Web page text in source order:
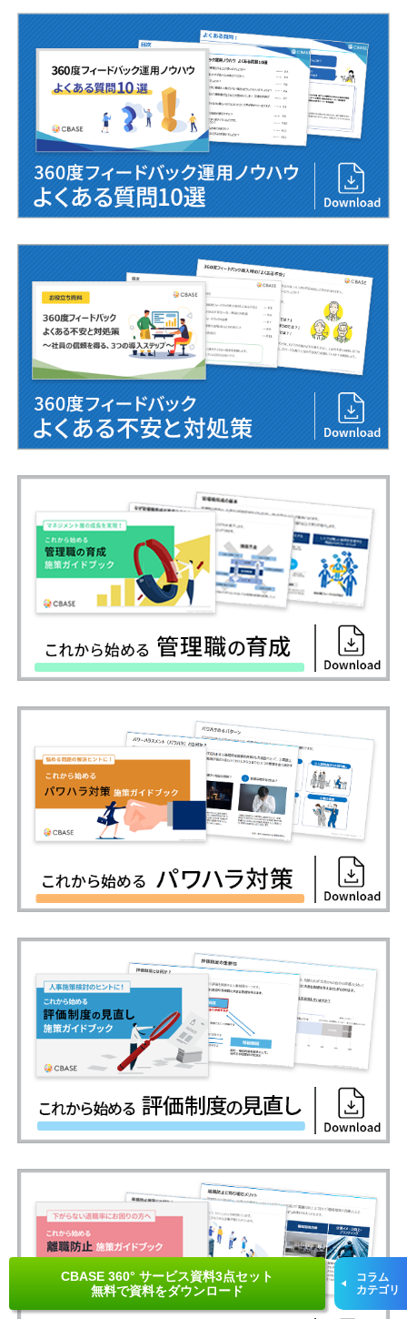
CBASE 360° サービス資料3点セット
無料で資料をダウンロード
コラム
カテゴリ